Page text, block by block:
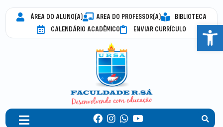
ÁREA DO ALUNO(A) AREA DO PROFESSOR(A)
BIBLIOTECA
CALENDÁRIO ACADÊMICO
ENVIAR CURRÍCULO Abrir